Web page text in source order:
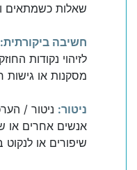
שאלות כשמתאים
חשיבה ביקורתית:
לזיהוי נקודות
מסקנות או גישות
ניטור: ניטור /
אנשים אחרים או
שיפורים או